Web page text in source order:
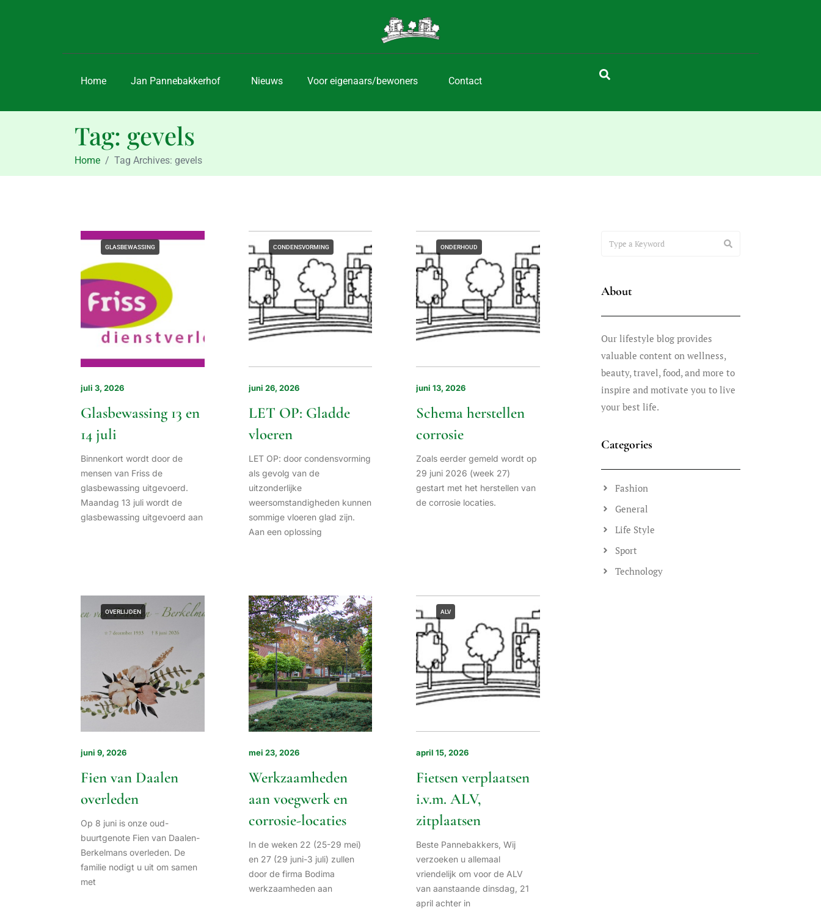
Home Jan Pannebakkerhof Nieuws Voor eigenaars/bewoners Contact
Tag: gevels
Home Tag Archives: gevels
GLASBEWASSING
juli 3, 2026
Glasbewassing 13 en
14 juli
Binnenkort wordt door de
mensen van Friss de
glasbewassing uitgevoerd.
Maandag 13 juli wordt de
glasbewassing uitgevoerd aan
CONDENSVORMING
juni 26, 2026
LET OP: Gladde
vloeren
LET OP: door condensvorming
als gevolg van de
uitzonderlijke
weersomstandigheden kunnen
sommige vloeren glad zijn.
Aan een oplossing
ONDERHOUD
juni 13, 2026
Schema herstellen
corrosie
Zoals eerder gemeld wordt op
29 juni 2026 (week 27)
gestart met het herstellen van
de corrosie locaties.
OVERLIJDEN
juni 9, 2026
Fien van Daalen
overleden
Op 8 juni is onze oud-
buurtgenote Fien van Daalen-
Berkelmans overleden. De
familie nodigt u uit om samen
met
mei 23, 2026
Werkzaamheden
aan voegwerk en
corrosie-locaties
In de weken 22 (25-29 mei)
en 27 (29 juni-3 juli) zullen
door de firma Bodima
werkzaamheden aan
ALV
april 15, 2026
Fietsen verplaatsen
i.v.m. ALV,
zitplaatsen
Beste Pannebakkers, Wij
verzoeken u allemaal
vriendelijk om voor de ALV
van aanstaande dinsdag, 21
april achter in
About
Our lifestyle blog provides
valuable content on wellness,
beauty, travel, food, and more to
inspire and motivate you to live
your best life.
Categories
Fashion
General
Life Style
Sport
Technology